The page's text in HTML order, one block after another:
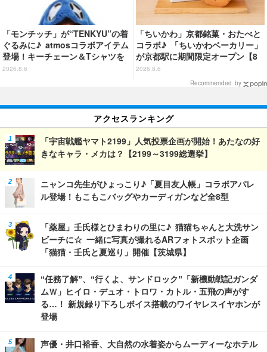
「モンチッチ」が“TENKYU”の着
ぐるみに♪ atmosコラボアイテム
登場！キーチェーン＆Tシャツを
展開
2026.8.6
「ちいかわ」京都銘菓・おたべと
コラボ♪ 「ちいかわベーカリー」
が京都駅に期間限定オープン【8
月13日～】
2026.8.6
Recommended by
アクセスランキング
「宇宙戦艦ヤマト2199」人気投票企画が開始！あたなの好
きなキャラ・メカは？【2199～3199総選挙】
ニャンコ先生がひょっこり♪「夏目友人帳」コラボアパレ
ル登場！もこもこバッグやカーディガンなど全8型
「薬屋」壬氏様とひまわりの里に♪ 猫猫ちゃんと大洗サン
ビーチに☆ 一緒に写真が撮れるARフォトスポット企画
「猫猫・壬氏と夏巡り」開催【茨城県】
“任務了解”、“行くよ、サンドロック”「新機動戦記ガンダ
ムＷ」ヒイロ・デュオ・トロワ・カトル・五飛の声がす
る…！ 新規録り下ろしボイス搭載のワイヤレスイヤホンが
登場
声優・井口裕香、大自然の水着姿からムーディーなホテル